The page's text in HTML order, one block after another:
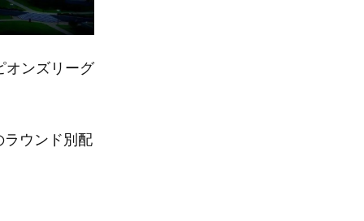
オンズリーグ
ウンド別配